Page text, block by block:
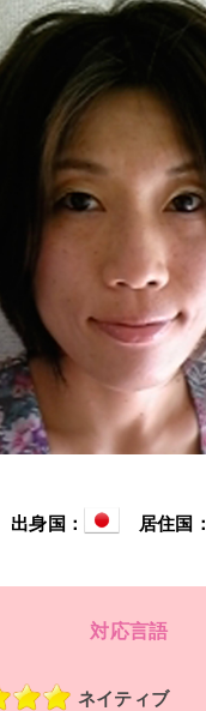
出身国： 居住国：
対応言語
ネイティブ